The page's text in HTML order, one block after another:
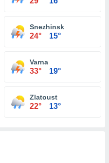
Snezhinsk
24° 15°
Varna
33° 19°
Zlatoust
22° 13°